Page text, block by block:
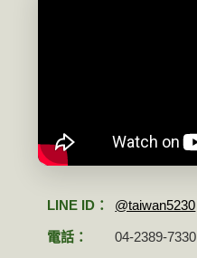
LINE ID： @taiwan5230
電話： 04-2389-7330